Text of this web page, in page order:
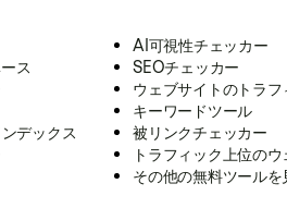
ス
デックス
AI可視性チェッカー
SEOチェッカー
ウェブサイトのトラ
キーワードツール
被リンクチェッカー
トラフィック上位の
その他の無料ツールを